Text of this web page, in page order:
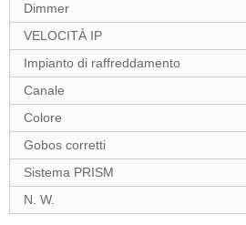
Dimmer
VELOCITÀ IP
Impianto di raffreddamento
Canale
Colore
Gobos corretti
Sistema PRISM
N. W.